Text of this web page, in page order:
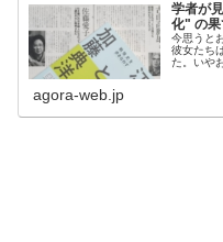
学者が
化" の果
今思うと
彼女たち
た。いや
たちと仲
agora-web.jp